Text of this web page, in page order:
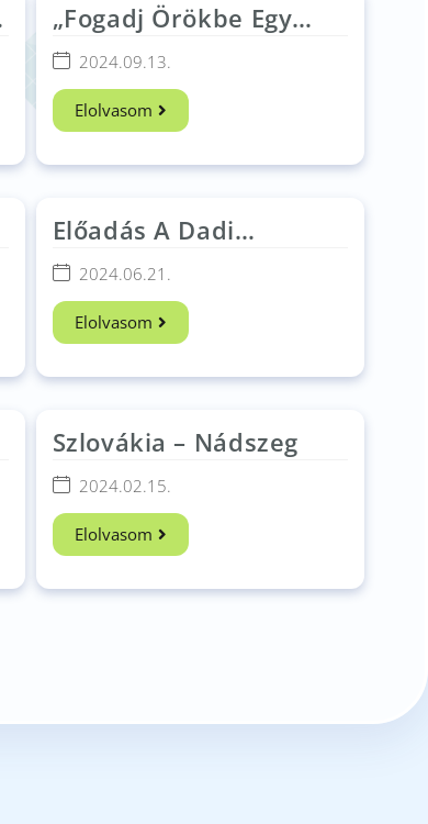
„Fogadj Örökbe Egy
Családot!” – Egy
Lépéssel Több Hajós
István Alapítvány
2024.09.13.
Elolvasom
Előadás A Dadi
Református Általános
Iskolában​
2024.06.21.
Elolvasom
Szlovákia – Nádszeg
2024.02.15.
Elolvasom